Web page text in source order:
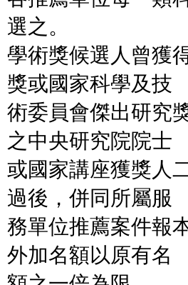
選之。
學術獎候選人曾獲
獎或國家科學及技
術委員會傑出研究
之中央研究院院士
或國家講座獲獎人
過後，併同所屬服
務單位推薦案件報
外加名額以原有名